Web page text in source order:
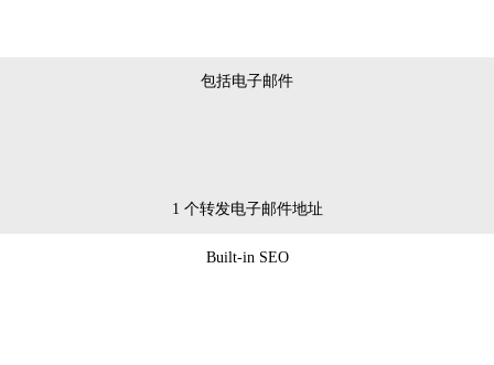
包括电子邮件
1 个转发电子邮件地址
Built-in SEO